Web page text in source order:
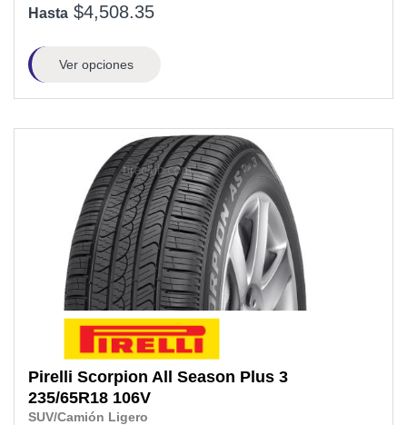
Hasta $4,508.35
Ver opciones
Pirelli Scorpion All Season Plus 3
235/65R18 106V
SUV/Camión Ligero